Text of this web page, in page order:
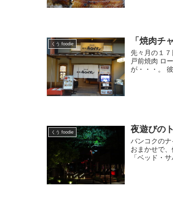
くう foodie 「焼肉チ
先々月の１
戸前焼肉 ロ
が・・・。
くう foodie 夜遊びの
バンコクの
おまかせで
「ベッド・